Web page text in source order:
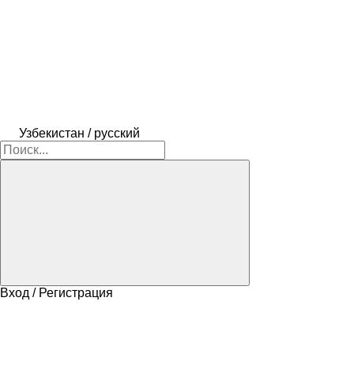
Узбекистан / русский
Вход / Регистрация